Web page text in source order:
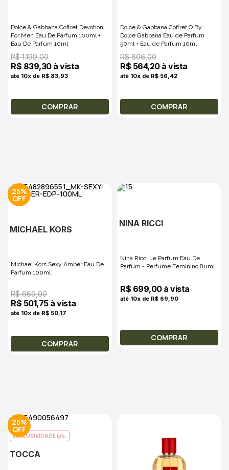
Dolce & Gabbana Coffret Devotion
For Men Eau De Parfum 100ml +
Eau De Parfum 10ml
R$ 1.199,00
R$ 839,30 à vista
até 10x de R$ 83,93
COMPRAR
Dolce & Gabbana Coffret Q By
Dolce Gabbana Eau de Parfum
50ml + Eau de Parfum 10ml
R$ 806,00
R$ 564,20 à vista
até 10x de R$ 56,42
COMPRAR
25%
MICHAEL KORS
Michael Kors Sexy Amber Eau De
Parfum 100ml
R$ 669,00
R$ 501,75 à vista
até 10x de R$ 50,17
COMPRAR
NINA RICCI
Nina Ricci Le Parfum Eau De
Parfum - Perfume Feminino 80ml
R$ 699,00 à vista
até 10x de R$ 69,90
COMPRAR
25%
EXCLUSIVIDADE lyb.
TOCCA